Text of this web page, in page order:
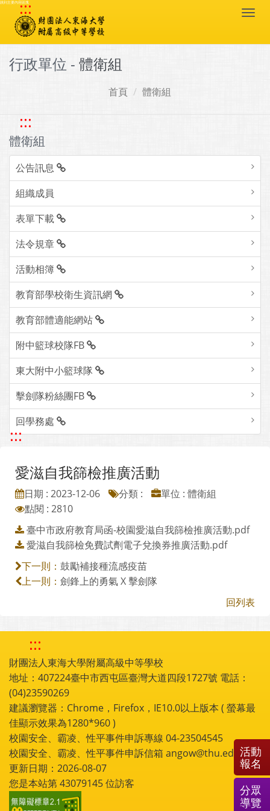
跳到主要內容區塊
:::
行政單位 - 體衛組
首頁 體衛組
:::
體衛組
公告訊息
組織成員
表單下載
法令規章
活動相簿
教育部學校衛生資訊網
教育部體適能網站
附中籃球校隊FB
東大附中小籃球隊
擊劍隊粉絲團FB
回學務處
:::
愛滋自我篩檢推廣活動
日期 : 2023-12-06 分類 :
單位 : 體衛組
點閱 : 2810
臺中市政府教育局函-校園愛滋自我篩檢推廣活動.pdf
愛滋自我篩檢免費試劑電子兌換券推廣活動.pdf
下一則： 鼓勵補接種流感疫苗
上一則： 劍鋒上的勇氣 X 擊劍隊
回列表
:::
財團法人東海大學附屬高級中等學校
地址：407224臺中市西屯區臺灣大道四段1727號 電話：
(04)23590269
建議瀏覽器：Chrome，Firefox，IE10.0以上版本 ( 螢幕最
佳顯示效果為1280*960 )
校園安全、霸凌、性平事件申訴專線 04-23504545
校園安全、霸凌、性平事件申訴信箱 angow@thu.edu.tw
更新日期：2026-08-07
您是本站第43079145位訪客
活動
報名
分眾
導覽